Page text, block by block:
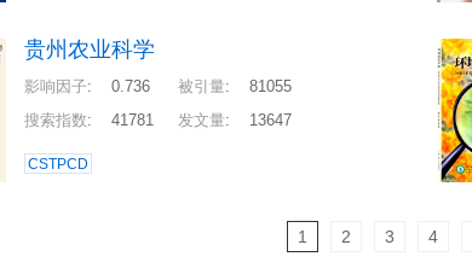
贵州农业科学
影响因子: 0.736 被引量:
81055
搜索指数: 41781 发文量: 13647
CSTPCD
1 2 3 4